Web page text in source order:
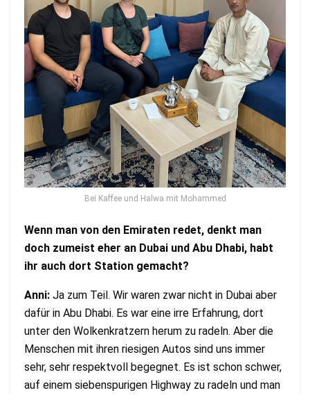
Bei Kaffee und Halwa mit Mohammed
Wenn man von den Emiraten redet, denkt man
doch zumeist eher an Dubai und Abu Dhabi, habt
ihr auch dort Station gemacht?
Anni: Ja zum Teil. Wir waren zwar nicht in Dubai aber
dafür in Abu Dhabi. Es war eine irre Erfahrung, dort
unter den Wolkenkratzern herum zu radeln. Aber die
Menschen mit ihren riesigen Autos sind uns immer
sehr, sehr respektvoll begegnet. Es ist schon schwer,
auf einem siebenspurigen Highway zu radeln und man